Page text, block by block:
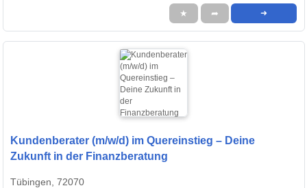
★ ➦ ➜
Kundenberater (m/w/d) im Quereinstieg – Deine
Zukunft in der Finanzberatung
Tübingen, 72070